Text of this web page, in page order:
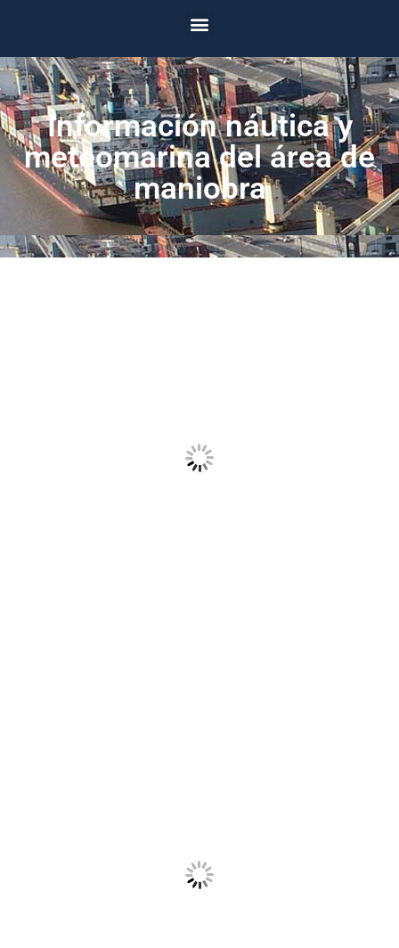
Información náutica y
meteomarina del área de
maniobra